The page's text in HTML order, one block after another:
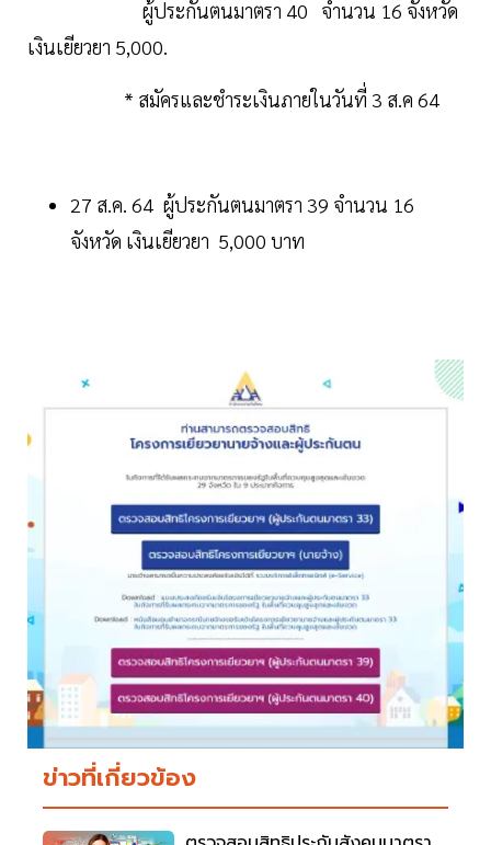
ผู้ประกันตนมาตรา 40 จำนวน 16 จังหวัด
เงินเยียวยา 5,000.
* สมัครและชำระเงินภายในวันที่ 3 ส.ค 64
27 ส.ค. 64 ผู้ประกันตนมาตรา 39 จำนวน 16
จังหวัด เงินเยียวยา 5,000 บาท
ข่าวที่เกี่ยวข้อง